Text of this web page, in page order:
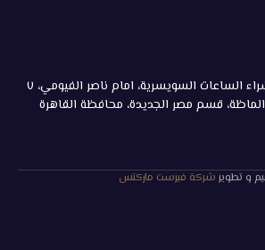
القصر الملكي لشراء الساعات السويسرية، امام ناصر الفيومي، ٧
قسم مصر الجديدة، محافظة القاهرة‬
و تطوير شركة فيرست ماركتس